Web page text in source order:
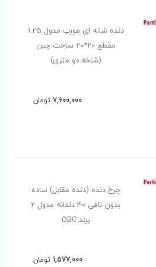
دنده شانه ای مورب مدول 1.25
مقطع 20*20 ساخت چین
(شاخه دو متری)
7,600,000 تومان
چرخ دنده (دنده مقابل) ساده
بدون نافی 40 دندانه مدول 2
برند OBC
1,577,000 تومان